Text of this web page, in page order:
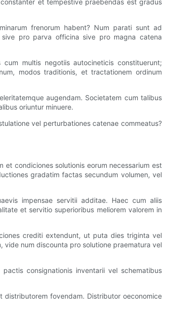
frenorum habent? Num parati sunt ad
sive pro parva officina sive pro magna catena
multis negotiis autocineticis constituerunt;
modos traditionis, et tractationem ordinum
augendam. Societatem cum talibus
oriuntur minuere.
vel perturbationes catenae commeatus?
condiciones solutionis eorum necessarium est
gradatim factas secundum volumen, vel
impensae servitii additae. Haec cum aliis
et servitio superioribus meliorem valorem in
crediti extendunt, ut puta dies triginta vel
vide num discounta pro solutione praematura vel
consignationis inventarii vel schematibus
fovendam. Distributor oeconomice